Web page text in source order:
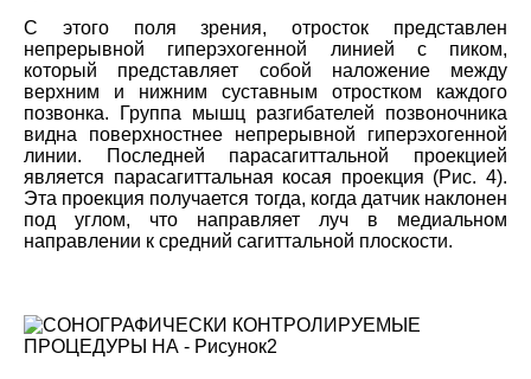
С этого поля зрения, отросток представлен
непрерывной гиперэхогенной линией с пиком,
который представляет собой наложение между
верхним и нижним суставным отростком каждого
позвонка. Группа мышц разгибателей позвоночника
видна поверхностнее непрерывной гиперэхогенной
линии. Последней парасагиттальной проекцией
является парасагиттальная косая проекция (Рис. 4).
Эта проекция получается тогда, когда датчик наклонен
под углом, что направляет луч в медиальном
направлении к средний сагиттальной плоскости.